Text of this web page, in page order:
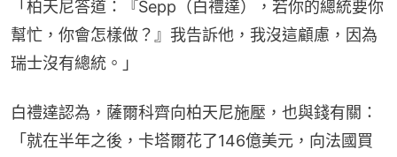
「柏天尼答道：『Sepp（白禮達），若你的總統要你
幫忙，你會怎樣做？』我告訴他，我沒這顧慮，因為
瑞士沒有總統。」
白禮達認為，薩爾科齊向柏天尼施壓，也與錢有關：
「就在半年之後，卡塔爾花了146億美元，向法國買